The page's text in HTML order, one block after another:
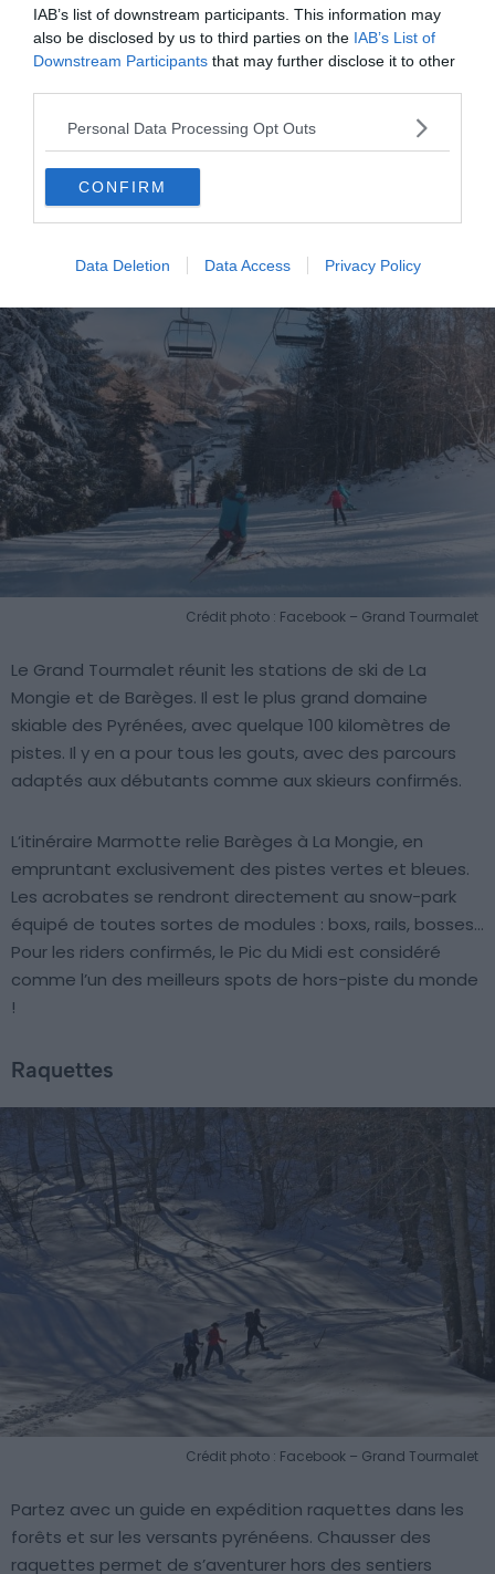
IAB’s list of downstream participants. This information may
also be disclosed by us to third parties on the IAB’s List of
Downstream Participants that may further disclose it to other
Personal Data Processing Opt Outs
CONFIRM
Data Deletion Data Access Privacy Policy
d’apercevoir des animaux venir se désaltérer.
Hiver
Ski
Crédit photo : Facebook – Grand Tourmalet
Le Grand Tourmalet réunit les stations de ski de La
Mongie et de Barèges. Il est le plus grand domaine
skiable des Pyrénées, avec quelque 100 kilomètres de
pistes. Il y en a pour tous les gouts, avec des parcours
adaptés aux débutants comme aux skieurs confirmés.
L’itinéraire Marmotte relie Barèges à La Mongie, en
empruntant exclusivement des pistes vertes et bleues.
Les acrobates se rendront directement au snow-park
équipé de toutes sortes de modules : boxs, rails, bosses…
Pour les riders confirmés, le Pic du Midi est considéré
comme l’un des meilleurs spots de hors-piste du monde
!
Raquettes
Crédit photo : Facebook – Grand Tourmalet
Partez avec un guide en expédition raquettes dans les
forêts et sur les versants pyrénéens. Chausser des
raquettes permet de s’aventurer hors des sentiers